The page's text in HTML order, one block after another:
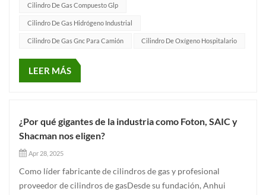
Cilindro De Gas Compuesto Glp
Cilindro De Gas Hidrógeno Industrial
Cilindro De Gas Gnc Para Camión Cilindro De Oxígeno Hospitalario
LEER MÁS
¿Por qué gigantes de la industria como Foton, SAIC y
Shacman nos eligen?
Apr 28, 2025
Como líder fabricante de cilindros de gas y profesional
proveedor de cilindros de gasDesde su fundación, Anhui